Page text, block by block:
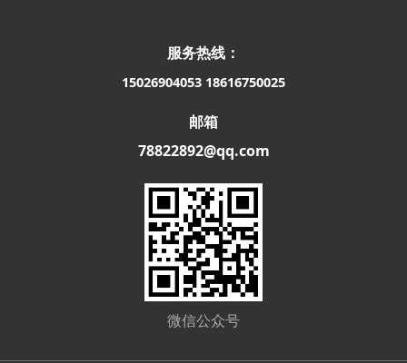
服务热线：
15026904053 18616750025
邮箱
78822892@qq.com
微信公众号